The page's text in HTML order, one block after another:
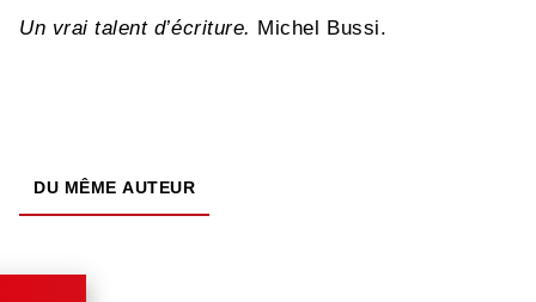
Un vrai talent d’écriture. Michel Bussi.
DU MÊME AUTEUR